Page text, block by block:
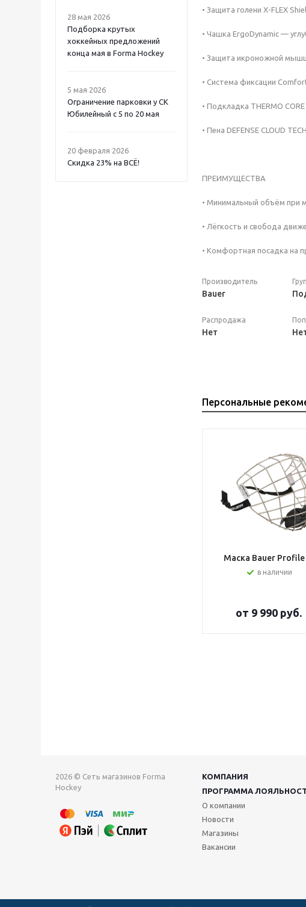
28 мая 2026
Подборка крутых
хоккейных предложений
конца мая в Forma Hockey
5 мая 2026
Ограничение парковки у СК
Юбилейный с 5 по 20 мая
20 февраля 2026
Скидка 23% на ВСË!
• Защита голени X-FLEX
• Чашка ErgoDynamic —
• Защита икроножной
• Система фиксации
• Подкладка THERMO
• Пена DEFENSE CLOUD
ПРЕИМУЩЕСТВА
• Минимальный объём при
• Лёгкость и свобода
• Комфортная посадка на
Производитель
Bauer
Распродажа
Нет
Персональные
Маска Bauer Profile
в наличии
от 9 990 руб.
2026 © Сеть магазинов Forma
Hockey
КОМПАНИЯ
ПРОГРАММА
О компании
Новости
Магазины
Вакансии